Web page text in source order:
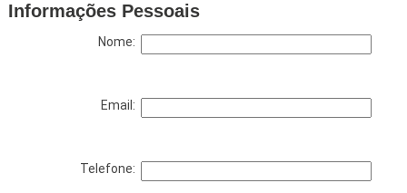
Informações Pessoais
Nome:
Email:
Telefone: